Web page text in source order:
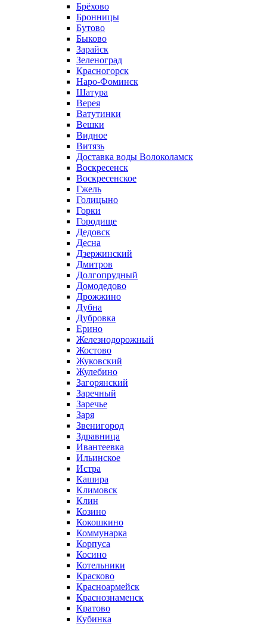
Брёхово
Бронницы
Бутово
Быково
Зарайск
Зеленоград
Красногорск
Наро-Фоминск
Шатура
Верея
Ватутинки
Вешки
Видное
Витязь
Доставка воды Волоколамск
Воскресенск
Воскресенское
Гжель
Голицыно
Горки
Городище
Дедовск
Десна
Дзержинский
Дмитров
Долгопрудный
Домодедово
Дрожжино
Дубна
Дубровка
Ерино
Железнодорожный
Жостово
Жуковский
Жулебино
Загорянский
Заречный
Заречье
Заря
Звенигород
Здравница
Ивантеевка
Ильинское
Истра
Кашира
Климовск
Клин
Козино
Кокошкино
Коммунарка
Корпуса
Косино
Котельники
Красково
Красноармейск
Краснознаменск
Кратово
Кубинка